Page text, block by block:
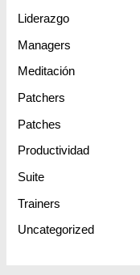
Liderazgo
Managers
Meditación
Patchers
Patches
Productividad
Suite
Trainers
Uncategorized